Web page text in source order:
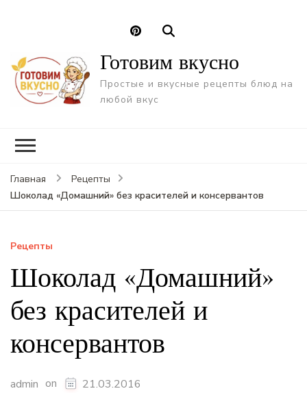
Готовим вкусно
Простые и вкусные рецепты блюд на
любой вкус
Главная
Рецепты
Шоколад «Домашний» без красителей и консервантов
Рецепты
Шоколад «Домашний»
без красителей и
консервантов
admin on 21.03.2016